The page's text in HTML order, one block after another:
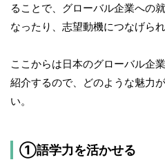
ることで、グローバル企業への
なったり、志望動機につなげられ
ここからは日本のグローバル企
紹介するので、どのような魅力
い。
①語学力を活かせる